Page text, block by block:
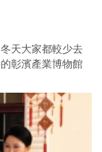
天大家都較少去
彰濱產業博物館
更有看頭。